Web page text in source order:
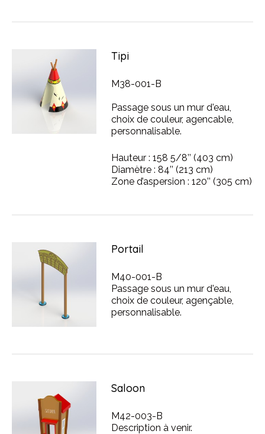
Tipi
M38-001-B
Passage sous un mur d'eau,
choix de couleur, agencable,
personnalisable.
Hauteur : 158 5/8’’ (403 cm)
Diamètre : 84’’ (213 cm)
Zone d’aspersion : 120’’ (305 cm)
Portail
M40-001-B
Passage sous un mur d'eau,
choix de couleur, agençable,
personnalisable.
Saloon
M42-003-B
Description à venir.